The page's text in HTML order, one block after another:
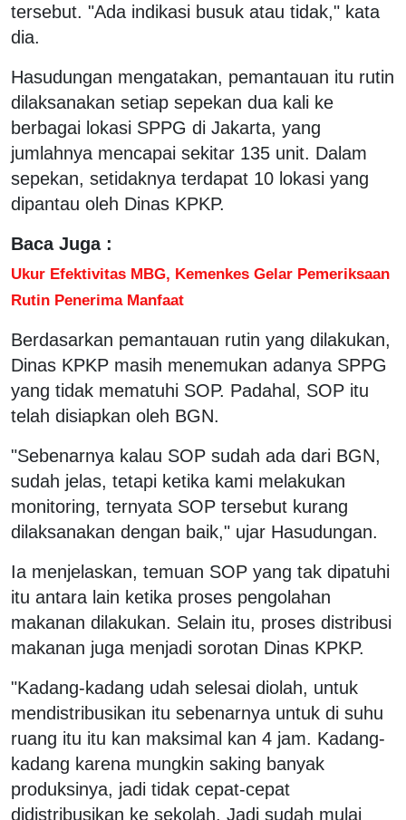
tersebut. "Ada indikasi busuk atau tidak," kata
dia.
Hasudungan mengatakan, pemantauan itu rutin
dilaksanakan setiap sepekan dua kali ke
berbagai lokasi SPPG di Jakarta, yang
jumlahnya mencapai sekitar 135 unit. Dalam
sepekan, setidaknya terdapat 10 lokasi yang
dipantau oleh Dinas KPKP.
Baca Juga :
Ukur Efektivitas MBG, Kemenkes Gelar Pemeriksaan
Rutin Penerima Manfaat
Berdasarkan pemantauan rutin yang dilakukan,
Dinas KPKP masih menemukan adanya SPPG
yang tidak mematuhi SOP. Padahal, SOP itu
telah disiapkan oleh BGN.
"Sebenarnya kalau SOP sudah ada dari BGN,
sudah jelas, tetapi ketika kami melakukan
monitoring, ternyata SOP tersebut kurang
dilaksanakan dengan baik," ujar Hasudungan.
Ia menjelaskan, temuan SOP yang tak dipatuhi
itu antara lain ketika proses pengolahan
makanan dilakukan. Selain itu, proses distribusi
makanan juga menjadi sorotan Dinas KPKP.
"Kadang-kadang udah selesai diolah, untuk
mendistribusikan itu sebenarnya untuk di suhu
ruang itu itu kan maksimal kan 4 jam. Kadang-
kadang karena mungkin saking banyak
produksinya, jadi tidak cepat-cepat
didistribusikan ke sekolah. Jadi sudah mulai